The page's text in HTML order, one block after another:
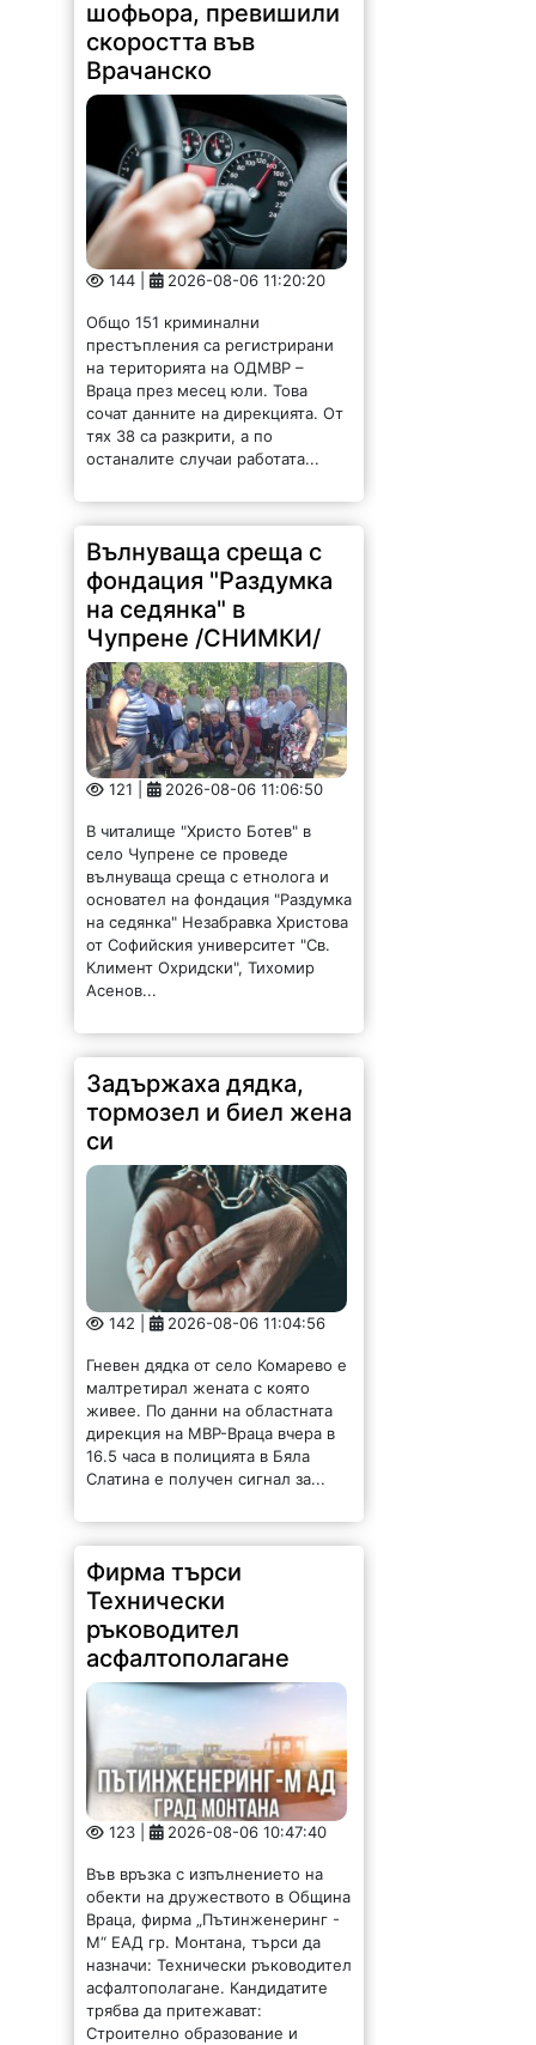
шофьора, превишили
скоростта във
Врачанско
144 | 2026-08-06 11:20:20
Общо 151 криминални
престъпления са регистрирани
на територията на ОДМВР –
Враца през месец юли. Това
сочат данните на дирекцията. От
тях 38 са разкрити, а по
останалите случаи работата...
Вълнуваща среща с
фондация "Раздумка
на седянка" в
Чупрене /СНИМКИ/
121 | 2026-08-06 11:06:50
В читалище "Христо Ботев" в
село Чупрене се проведе
вълнуваща среща с етнолога и
основател на фондация "Раздумка
на седянка" Незабравка Христова
от Софийския университет "Св.
Климент Охридски", Тихомир
Асенов...
Задържаха дядка,
тормозел и биел жена
си
142 | 2026-08-06 11:04:56
Гневен дядка от село Комарево е
малтретирал жената с която
живее. По данни на областната
дирекция на МВР-Враца вчера в
16.5 часа в полицията в Бяла
Слатина е получен сигнал за...
Фирма търси
Технически
ръководител
асфалтополагане
123 | 2026-08-06 10:47:40
Във връзка с изпълнението на
обекти на дружеството в Община
Враца, фирма „Пътинженеринг -
М“ ЕАД гр. Монтана, търси да
назначи: Технически ръководител
асфалтополагане. Кандидатите
трябва да притежават:
Строително образование и